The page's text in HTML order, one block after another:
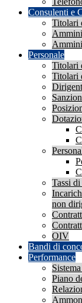
Consulenti e
Titolari
Personale
Titolari
Titolari
Tassi di
non
OIV
Bandi di
Performance
Piano